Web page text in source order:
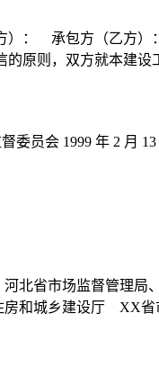
： 承包方（乙方）
原则，双方就本建设
员会 1999 年 2 月
河北省市场监督管理
城乡建设厅 XX省